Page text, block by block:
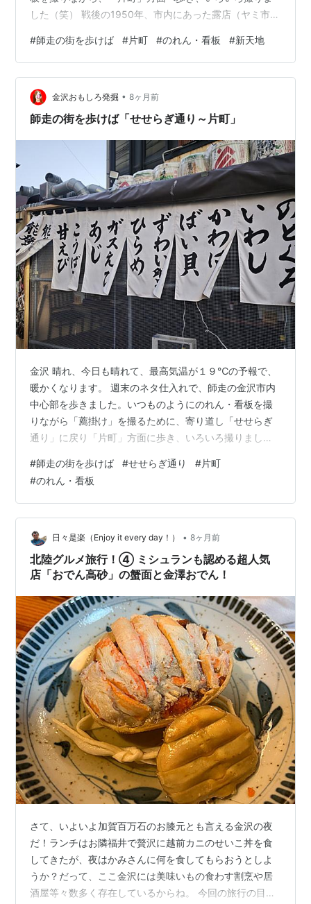
した（笑） 戦後の1950年、市内にあった露店（ヤミ市）
のが始まりです。1952年頃、再出発への願いを込めて
「新天地」と命名されました。当時主流だった店舗付き
住宅の長屋形式が今も残り、昭和の面影を色濃く留めて
います。近年は戦後復興の活気を伝える貴重な飲食街と
して、アート企画との融合も進むなど、金沢を代表する
#師走の街を歩けば #片町 #のれん・看板 #新天地
金沢おもしろ発掘 • 8ヶ月前
師走の街を歩けば「せせらぎ通り～片町」
金沢 晴れ、今日も晴れて、最高気温が１９℃の予報で、
暖かくなります。 週末のネタ仕入れで、師走の金沢市内
中心部を歩きました。いつものようにのれん・看板を撮
りながら「薦掛け」を撮るために、寄り道し「せせらぎ
通り」に戻り「片町」方面に歩き、いろいろ撮りました
能ガニのメスの呼称です。オスに比べ小ぶりですが、お
腹に抱えるプチプチとした「外子（そとこ）」、甲羅の
中にある濃厚なオレンジ色の「内子（うちこ）」、そし
てコク深い蟹味噌の三位一体の味わいは格別です。漁期
が11月6日から年末までの約2ヶ月間と非常に短いため、
地元でも希少価値が高く、冬の訪れを告げる…
#師走の街を歩けば #せせらぎ通り #片町
#のれん・看板
日々是楽（Enjoy it every day！） • 8ヶ月前
北陸グルメ旅行！④ ミシュランも認める超人気
店「おでん高砂」の蟹面と金澤おでん！
さて、いよいよ加賀百万石のお膝元とも言える金沢の夜
だ！ランチはお隣福井で贅沢に越前カニのせいこ丼を食
してきたが、夜はかみさんに何を食してもらおうとしよ
うか？だって、ここ金沢には美味いもの食わす割烹や居
酒屋等々数多く存在しているからね。 今回の旅行の目的